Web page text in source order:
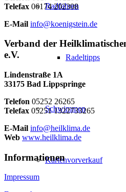
Radfahren
Radeltipps
Schwimmen
Kartenvorverkauf
Telefax 06174 202308
E-Mail info@koenigstein.de
Verband der
e.V.
Lindenstraße 1A
33175 Bad Lippspringe
Telefon 05252 26265
Telefax 05251 1322733265
E-Mail info@heilklima.de
Web www.heilklima.de
Informationen
Impressum